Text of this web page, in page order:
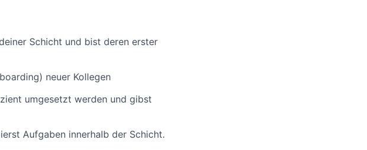
Schicht und bist deren erster
neuer Kollegen
umgesetzt werden und gibst
Aufgaben innerhalb der Schicht.